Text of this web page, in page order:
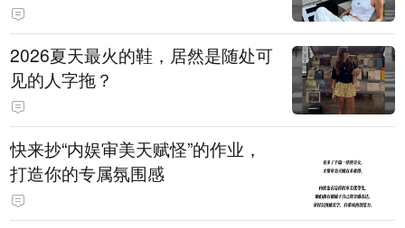
2026夏天最火的鞋，居然是随处可
见的人字拖？
快来抄“内娱审美天赋怪”的作业，
打造你的专属氛围感